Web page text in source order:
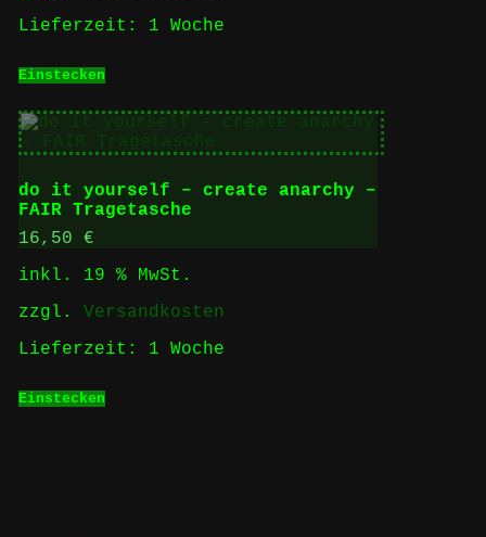
Lieferzeit: 1 Woche
Einstecken
do it yourself – create anarchy –
FAIR Tragetasche
16,50 €
inkl. 19 % MwSt.
zzgl. Versandkosten
Lieferzeit: 1 Woche
Einstecken